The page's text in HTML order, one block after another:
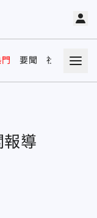
要聞 社會 娛樂
報導